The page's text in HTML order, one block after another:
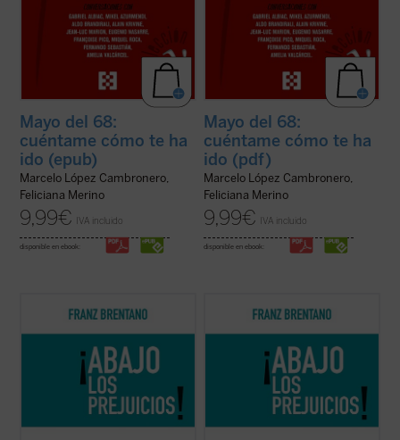
Mayo del 68:
cuéntame cómo te ha
ido (epub)
Marcelo López Cambronero,
Feliciana Merino
9,99€ IVA incluido
disponible en ebook:
Mayo del 68:
cuéntame cómo te ha
ido (pdf)
Marcelo López Cambronero,
Feliciana Merino
9,99€ IVA incluido
disponible en ebook:
¡Abajo los prejuicios! , Brentano
defiende, con inusitado vigor, la posibilidad
apriorismos, que para Brentano equivalen
a meros prejuicios, son la filosofía ...
¡Abajo los prejuicios! , Brentano defiende
con inusitado vigor la posibilidad de una
apriorismos, que para Brentano equivalen
a meros prejuicios, son la filosofía ...